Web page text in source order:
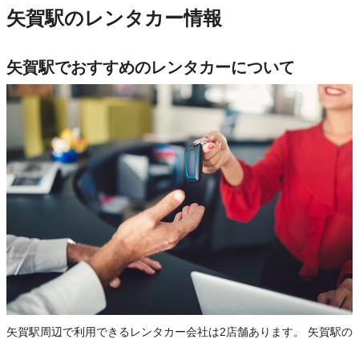
店舗詳細 店舗詳細ページはこちら
この店舗でレンタカーを探す
アクセス 広島駅より徒歩で約9分（送迎なし）
店舗詳細 店舗詳細ページはこちら
この店舗でレンタカーを探す
矢賀駅のレンタカー情報
矢賀駅でおすすめのレンタカーについて
矢賀駅周辺で利用できるレンタカー会社は2店舗あります。 矢賀駅の